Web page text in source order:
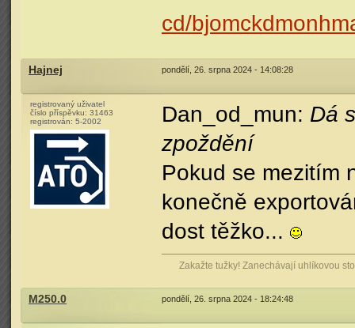
cd/
Hajnej pondělí, 26. srpna 2024 - 14:08:28
registrovaný uživatel
číslo příspěvku: 31463
registrován: 5-2002 Dan_od_mun: Dá
zpoždění
Pokud se mezitím
konečně
dost těžko...
Zakažte tužky! Zanechávají uhlíkovou
M250.0 pondělí, 26. srpna 2024 - 18:24:48